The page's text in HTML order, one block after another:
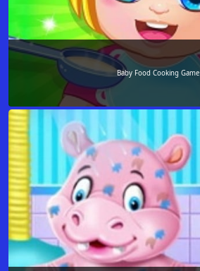
Baby Food Cooking Game